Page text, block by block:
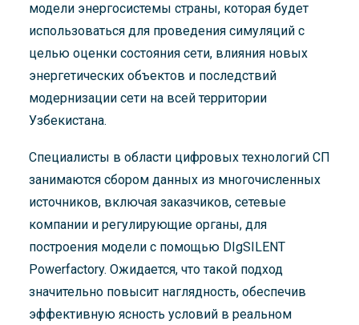
модели энергосистемы страны, которая будет
использоваться для проведения симуляций с
целью оценки состояния сети, влияния новых
энергетических объектов и последствий
модернизации сети на всей территории
Узбекистана.
Специалисты в области цифровых технологий СП
занимаются сбором данных из многочисленных
источников, включая заказчиков, сетевые
компании и регулирующие органы, для
построения модели с помощью DIgSILENT
Powerfactory. Ожидается, что такой подход
значительно повысит наглядность, обеспечив
эффективную ясность условий в реальном